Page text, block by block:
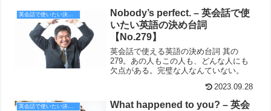
英会話で使いたい決め台詞
Nobody’s perfect. – 英会話で使
いたい英語の決め台詞
【No.279】
英会話で使える英語の決め台詞 其の
279。あの人もこの人も、どんな人にも
欠点がある。完璧な人なんていない。
2023.09.28
英会話で使いたい決め台詞
What happened to you? – 英会